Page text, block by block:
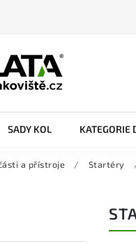
SADY KOL KATEGORIE
a přístroje / Startéry